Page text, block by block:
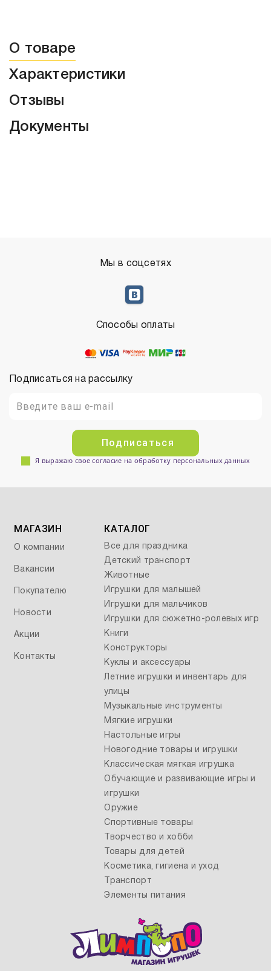
О товаре
Характеристики
Отзывы
Документы
Мы в соцсетях
Подписаться на рассылку
Подписаться
Я выражаю свое согласие на обработку персональных данных
Способы оплаты
МАГАЗИН
О компании
Вакансии
Покупателю
Новости
Акции
Контакты
КАТАЛОГ
Все для праздника
Детский транспорт
Животные
Игрушки для малышей
Игрушки для мальчиков
Игрушки для сюжетно-ролевых игр
Книги
Конструкторы
Куклы и аксессуары
Летние игрушки и инвентарь для
улицы
Музыкальные инструменты
Мягкие игрушки
Настольные игры
Новогодние товары и игрушки
Классическая мягкая игрушка
Обучающие и развивающие игры и
игрушки
Оружие
Спортивные товары
Творчество и хобби
Товары для детей
Косметика, гигиена и уход
Транспорт
Элементы питания